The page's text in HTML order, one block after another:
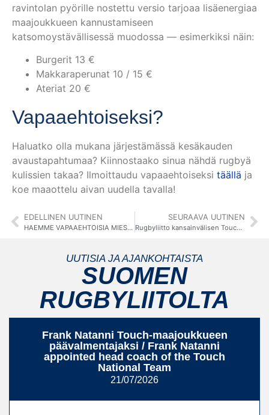
ravintolan pyörille nostettu versio tarjoaa lisäenergiaa
maajoukkueen kannustamiseen
katsomoystävällisessä muodossa — esimerkiksi näin:
Burgerit 13 €
Makkaraperunat 10 / 15 €
Ateriat 20 €
Vapaaehtoiseksi?
Haluatko olla mukana järjestämässä kesäkauden
avaustapahtumaa? Kiinnostaako sinua nähdä rugbyä
kulissien takaa? Ilmoittaudu vapaaehtoiseksi täällä ja
koe maaottelu aivan uudella tavalla!
EDELLINEN UUTINEN
HAEMME VAPAAEHTOISIA MIESTEN MAAOTTELUUN 9.5. / VOLUNTEER SEARCH OPEN FOR MEN’S XV INTERNATIONAL ON 9.5.
SEURAAVA UUTINEN
Rugbyliitto kansainvälisen Touch-liiton jäseneksi / SRL becomes member of Federation of International Touch
UUTISIA JA AJANKOHTAISTA
SUOMEN
RUGBYLIITOLTA
Frank Natanni Touch-maajoukkueen
päävalmentajaksi / Frank Natanni
appointed head coach of the Touch
National Team
21/07/2026